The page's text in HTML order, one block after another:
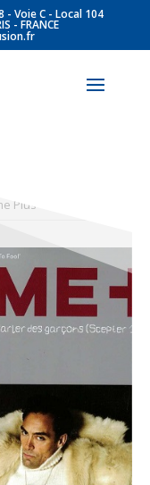
- Voie C - Local 104
- FRANCE
Plus